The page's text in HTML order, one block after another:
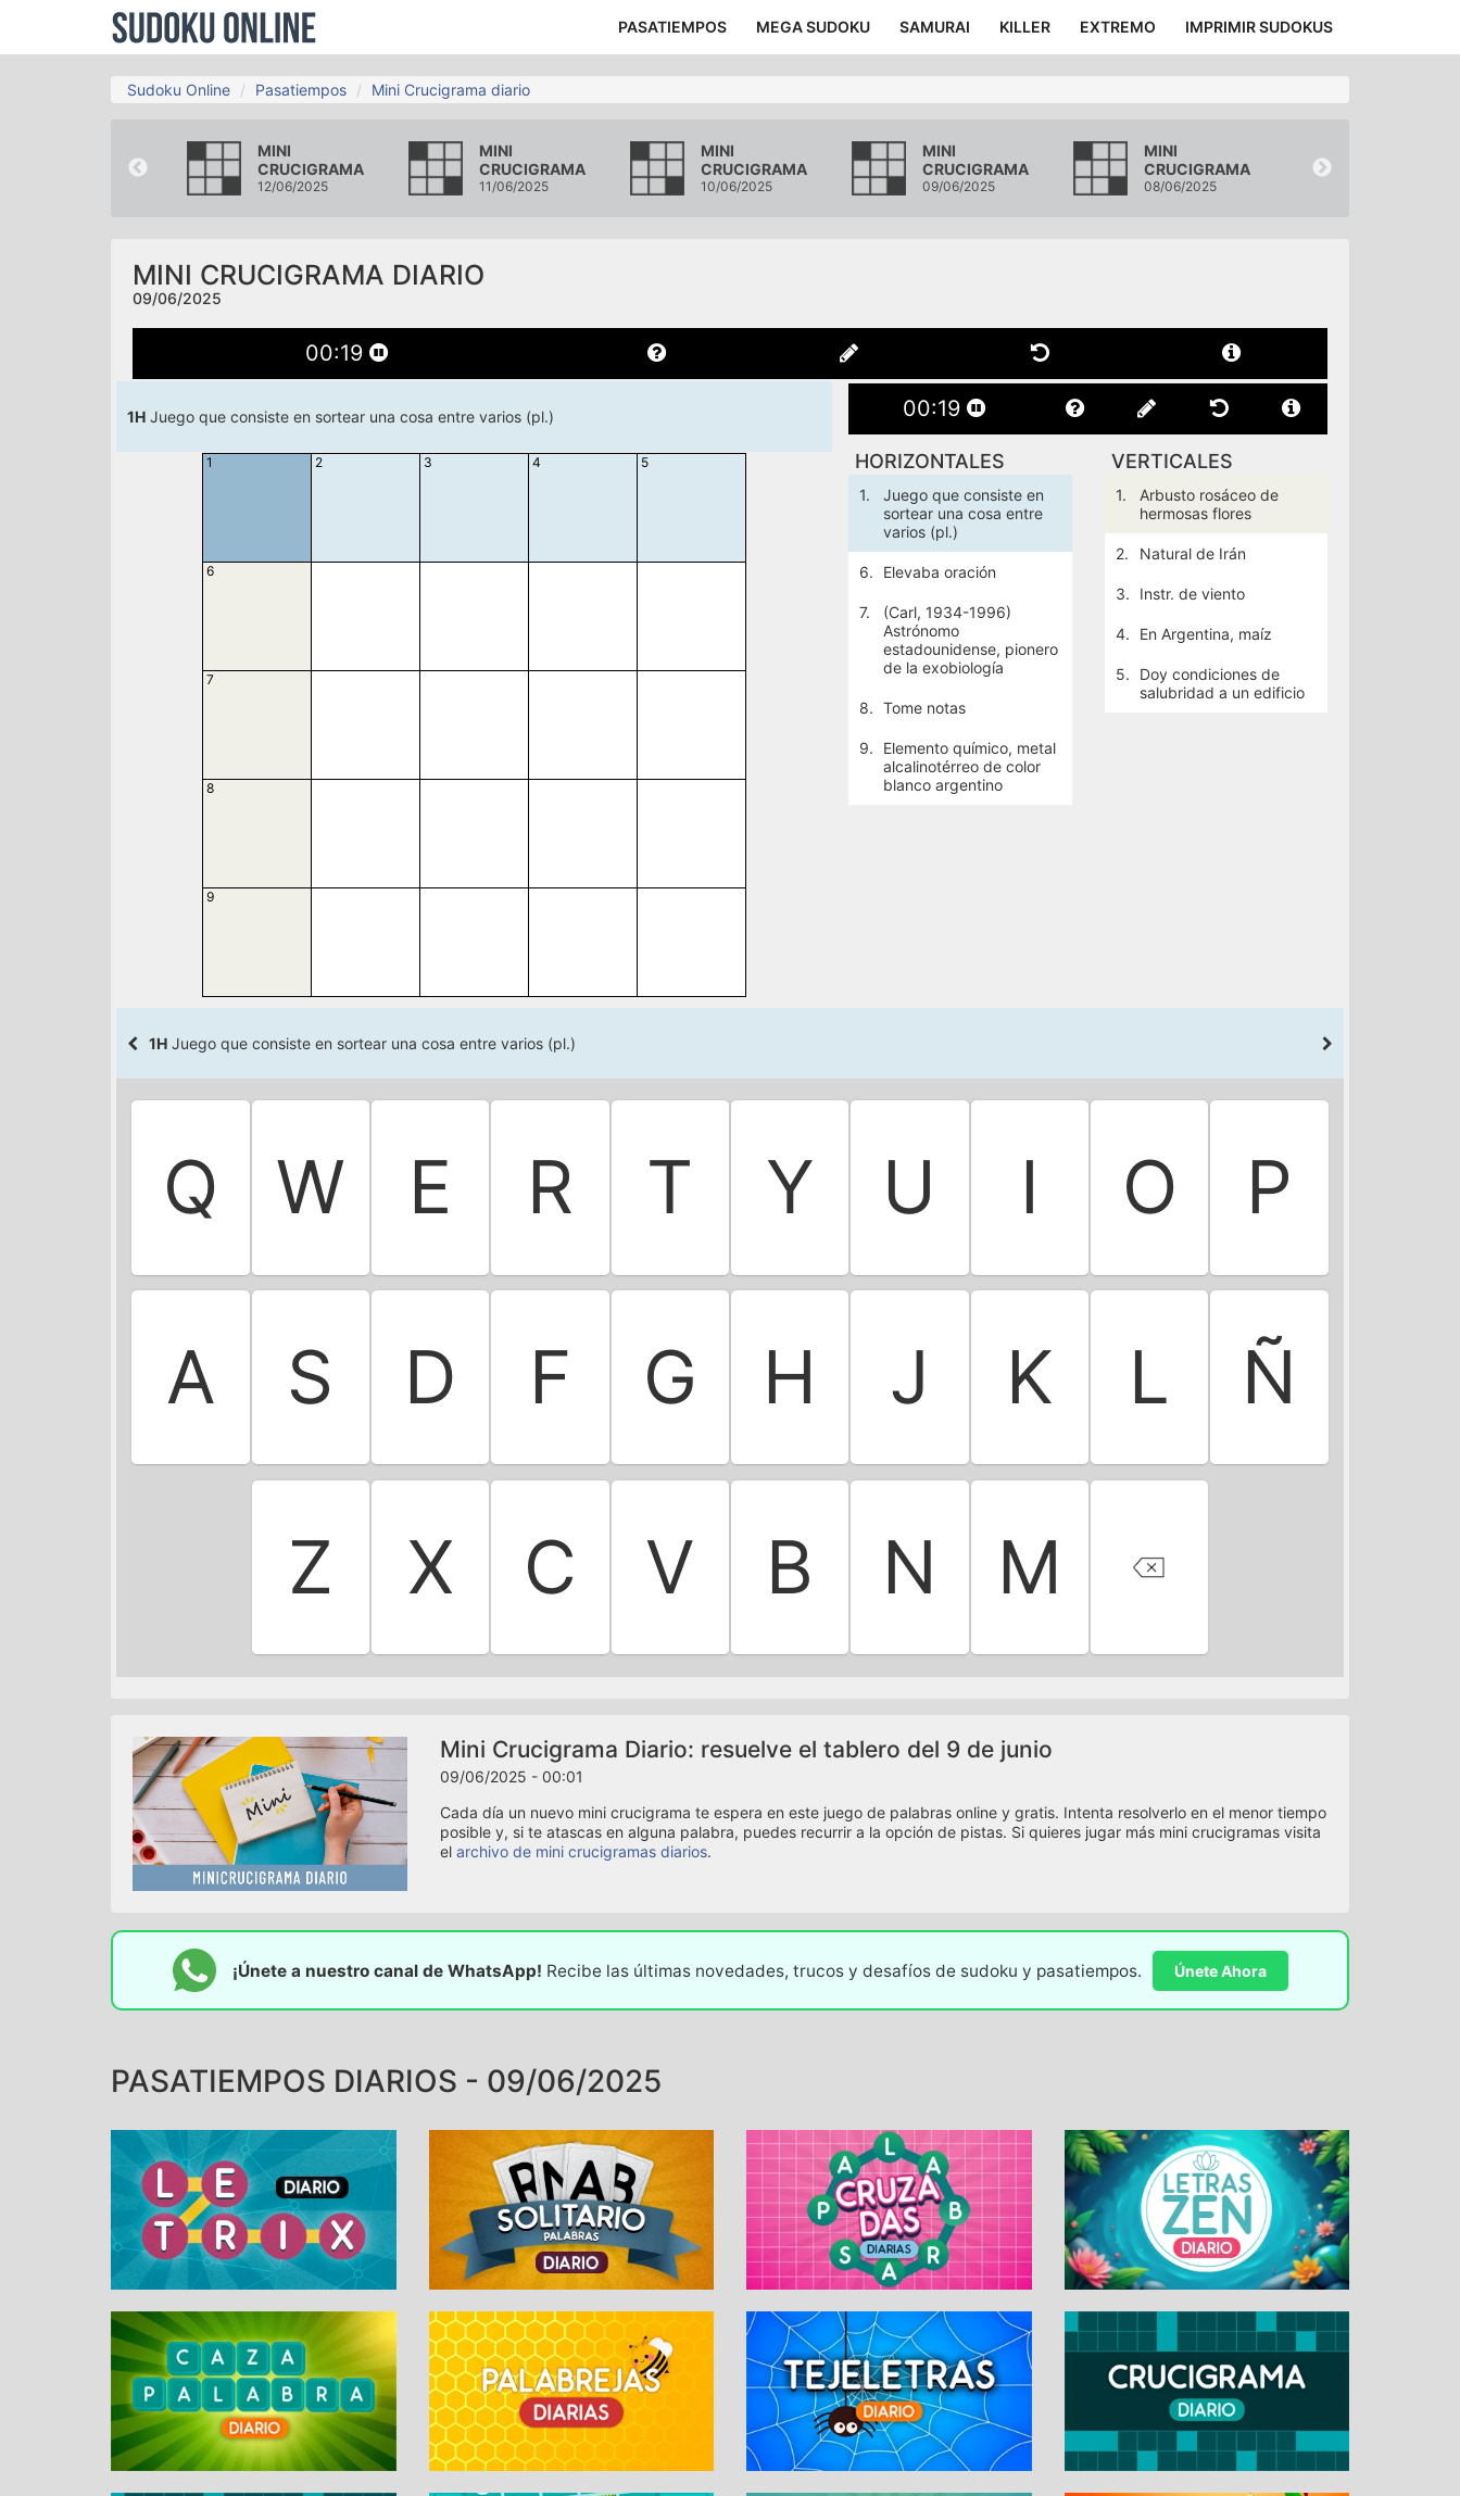
PASATIEMPOS MEGA SUDOKU SAMURAI KILLER EXTREMO IMPRIMIR SUDOKUS
Sudoku Online Pasatiempos Mini Crucigrama diario
CRUCIGRAMA
MINI
CRUCIGRAMA
12/06/2025
MINI
CRUCIGRAMA
11/06/2025
MINI
CRUCIGRAMA
10/06/2025
MINI
CRUCIGRAMA
09/06/2025
MINI
CRUCIGRAMA
08/06/2025
MINI CRUCIGRAMA DIARIO
09/06/2025
00:20
1H Juego que consiste en sortear una cosa entre varios (pl.)
1 2 3 4 5
6
7
8
9
00:20
HORIZONTALES
1.
Juego que consiste en
sortear una cosa entre
varios (pl.)
6. Elevaba oración
7.
(Carl, 1934-1996)
Astrónomo
estadounidense, pionero
de la exobiología
8. Tome notas
9.
Elemento químico, metal
alcalinotérreo de color
blanco argentino
VERTICALES
1.
Arbusto rosáceo de
hermosas flores
2. Natural de Irán
3. Instr. de viento
4. En Argentina, maíz
5.
Doy condiciones de
salubridad a un edificio
1H Juego que consiste en sortear una cosa entre varios (pl.)
Q W E R T Y U I O P
A S D F G H J K L Ñ
Z X C V B N M
Mini Crucigrama Diario: resuelve el tablero del 9 de junio
09/06/2025 - 00:01
Cada día un nuevo mini crucigrama te espera en este juego de palabras online y gratis. Intenta resolverlo en el menor tiempo
posible y, si te atascas en alguna palabra, puedes recurrir a la opción de pistas. Si quieres jugar más mini crucigramas visita
el archivo de mini crucigramas diarios.
¡Únete a nuestro canal de WhatsApp! Recibe las últimas novedades, trucos y desafíos de sudoku y pasatiempos. Únete Ahora
PASATIEMPOS DIARIOS - 09/06/2025